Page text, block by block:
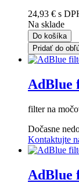
24,93 € s
Na sklade
Do košíka
Pridať do
AdBlue
filter na
Dočasne
Kontaktujte
AdBlue